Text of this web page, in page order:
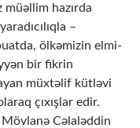
müəllim hazırda
–
ölkəmizin elmi-
bir fikrin
müxtəlif kütləvi
çıxışlar edir.
Cəlaləddin